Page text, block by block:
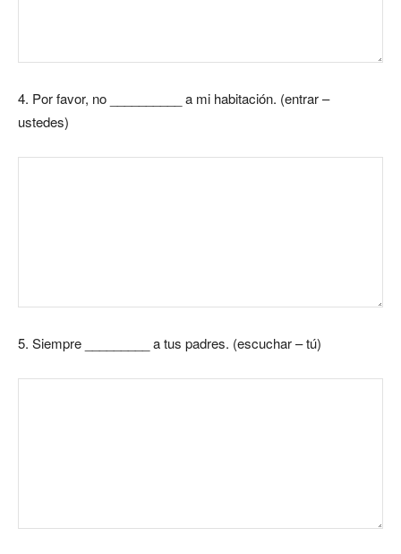
4. Por favor, no __________ a mi habitación. (entrar –
ustedes)
5. Siempre _________ a tus padres. (escuchar – tú)